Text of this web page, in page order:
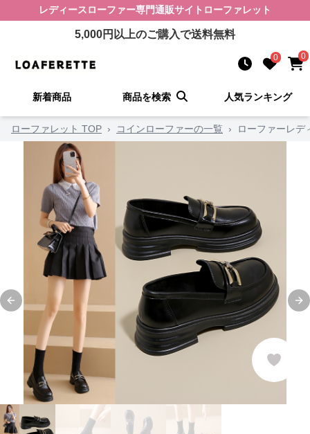
レディースローファー専門通販サイト ローファレット
5,000円以上のご購入で送料無料
0 0
新着商品 商品を検索 人気ランキング
ローファレット TOP › コインローファーの一覧 › ローファーレデ
Previous slide